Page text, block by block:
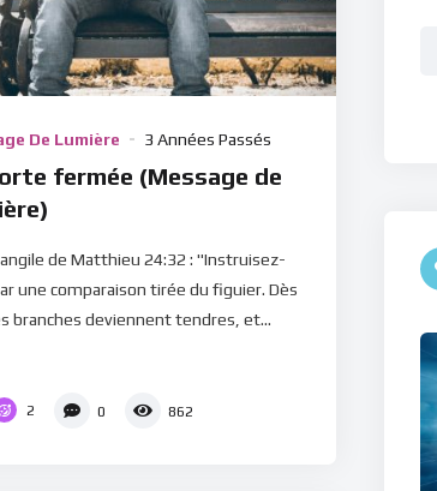
De Lumière 3 Années Passés
fermée (Message de
de Matthieu 24:32 : "Instruisez-
une comparaison tirée du figuier. Dès
branches deviennent tendres, et...
2 0 862